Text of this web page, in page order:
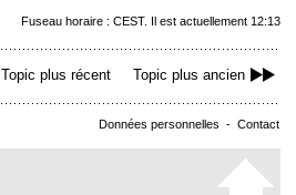
Fuseau horaire : CEST. Il est actuellement 12:13
Topic plus récent Topic plus ancien
Données personnelles - Contact